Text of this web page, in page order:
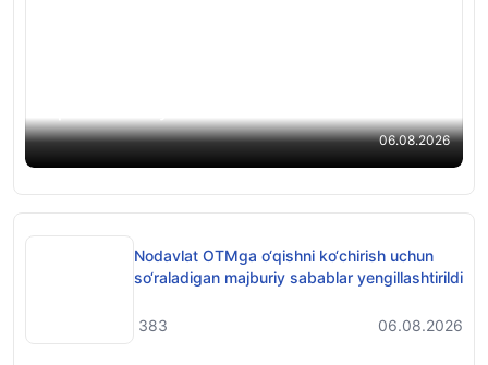
06.08.2026
Nodavlat OTMga o‘qishni ko‘chirish uchun
so‘raladigan majburiy sabablar yengillashtirildi
383 06.08.2026